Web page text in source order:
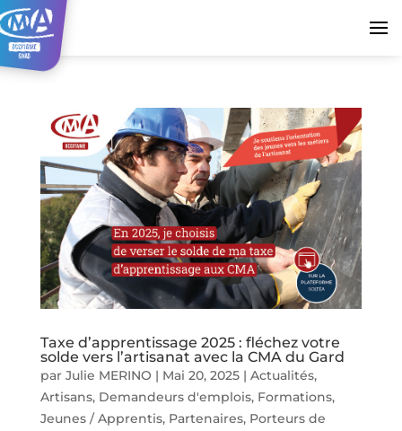
Taxe d’apprentissage 2025 : fléchez votre
solde vers l’artisanat avec la CMA du Gard
par Julie MERINO | Mai 20, 2025| Actualités,
Artisans, Demandeurs d'emplois, Formations,
Jeunes / Apprentis, Partenaires, Porteurs de